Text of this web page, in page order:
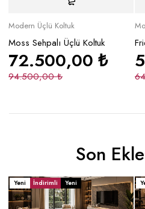
Modern Üçlü Koltuk
Moss Sehpalı Üçlü Koltuk
94.500,00₺
72.500,00₺
Son
Yeni İndirimli Yeni